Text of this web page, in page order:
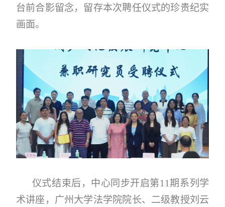
台前合影留念，留存本次聘任仪式的珍贵纪实
画面。
仪式结束后，中心同步开启第11期系列学
术讲座，广州大学法学院院长、二级教授刘云